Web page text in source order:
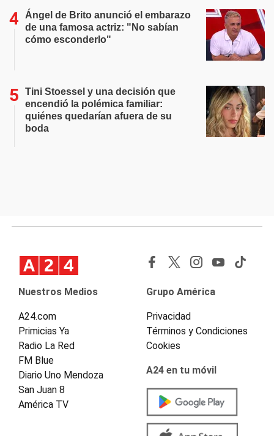
Ángel de Brito anunció el embarazo
de una famosa actriz: "No sabían
cómo esconderlo"
Tini Stoessel y una decisión que
encendió la polémica familiar:
quiénes quedarían afuera de su
boda
Nuestros Medios
A24.com
Primicias Ya
Radio La Red
FM Blue
Diario Uno Mendoza
San Juan 8
América TV
Grupo América
Privacidad
Términos y Condiciones
Cookies
A24 en tu móvil